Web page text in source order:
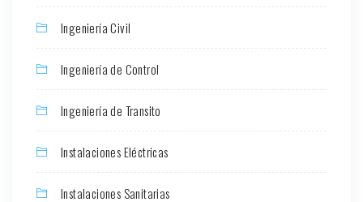
Ingeniería Civil
Ingeniería de Control
Ingeniería de Transito
Instalaciones Eléctricas
Instalaciones Sanitarias